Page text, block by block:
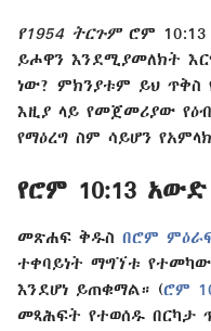
የ1954 ትርጉምሮም 10:13
ይሖዋን እንደሚያመለክት
ነው? ምክንያቱም ይህ ጥቅስ
እዚያ ላይ የመጀመሪያው
የማዕረግ ስም ሳይሆን
የሮም 10:13 አውድ
መጽሐፍ ቅዱስ በሮም
ተቀባይነት ማግኘቱ
እንደሆነ ይጠቁማል። (ሮም
መጻሕፍት የተወሰዱ በርካታ